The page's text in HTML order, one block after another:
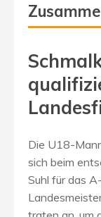
Die U18-
sich beim
Suhl für das